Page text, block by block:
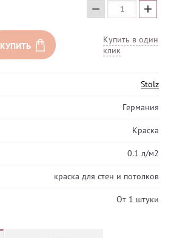
− +
КУПИТЬ
Купить в один
клик
Stölz
Германия
Краска
0.1 л/м2
краска для стен и потолков
От 1 штуки